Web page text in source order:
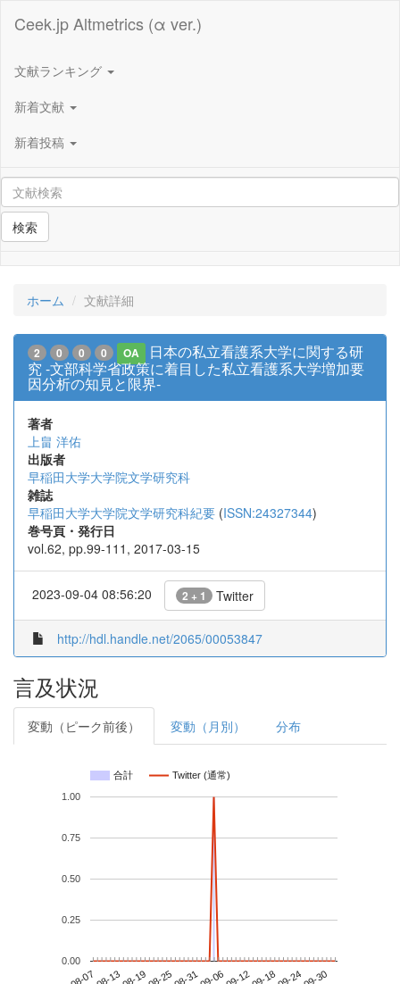
Ceek.jp Altmetrics (α ver.)
文献ランキング
新着文献
新着投稿
検索
ホーム 文献詳細
2 0 0 0 OA
日本の私立看護系大学に関する研
究 -文部科学省政策に着目した私立看護系大学増加要
因分析の知見と限界-
著者
上畠 洋佑
出版者
早稲田大学大学院文学研究科
雑誌
早稲田大学大学院文学研究科紀要 (ISSN:24327344)
巻号頁・発行日
vol.62, pp.99-111, 2017-03-15
2023-09-04 08:56:20 2 + 1 Twitter
http://hdl.handle.net/2065/00053847
言及状況
変動（ピーク前後） 変動（月別） 分布
合計 Twitter (通常)
0.00
0.25
0.50
0.75
1.00